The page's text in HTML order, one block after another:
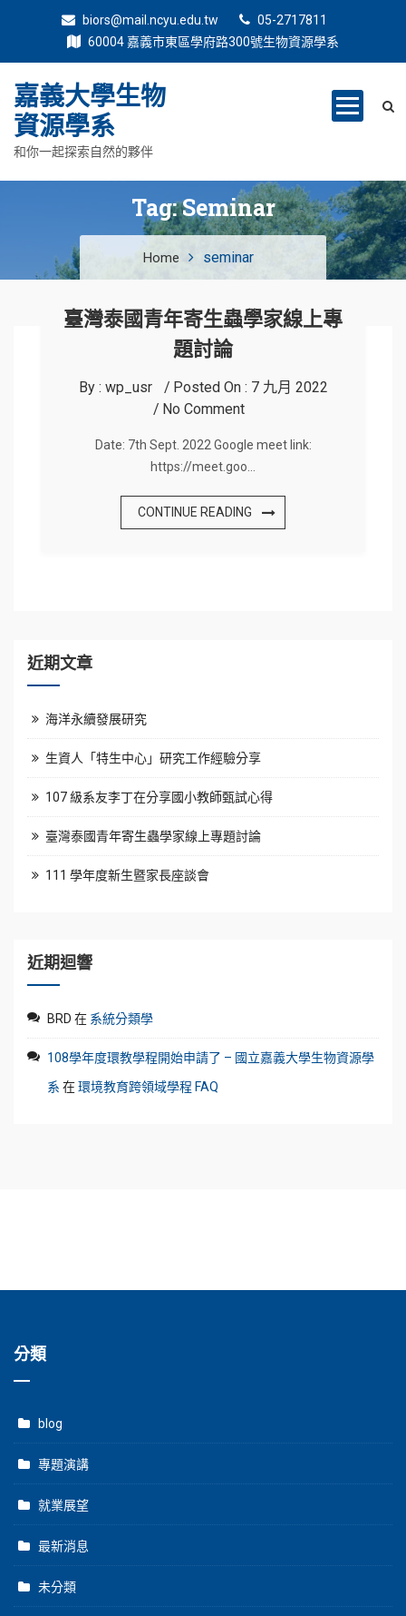
biors@mail.ncyu.edu.tw
05-2717811
60004 嘉義市東區學府路300號生物資源學系
嘉義大學生物
資源學系
和你一起探索自然的夥伴
Tag:Seminar
Home seminar
臺灣泰國青年寄生蟲學家線上專
題討論
By : wp_usr Posted On : 7 九月 2022
No Comment
Date: 7th Sept. 2022 Google meet link:
https://meet.goo…
CONTINUE READING
近期文章
海洋永續發展研究
生資人「特生中心」研究工作經驗分享
107 級系友李丁在分享國小教師甄試心得
臺灣泰國青年寄生蟲學家線上專題討論
111 學年度新生暨家長座談會
近期迴響
BRD 在 系統分類學
108學年度環教學程開始申請了 – 國立嘉義大學生物資源學
系 在環境教育跨領域學程 FAQ
分類
blog
專題演講
就業展望
最新消息
未分類